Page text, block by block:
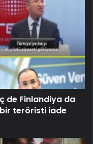
de Finlandiya da
teröristi iade